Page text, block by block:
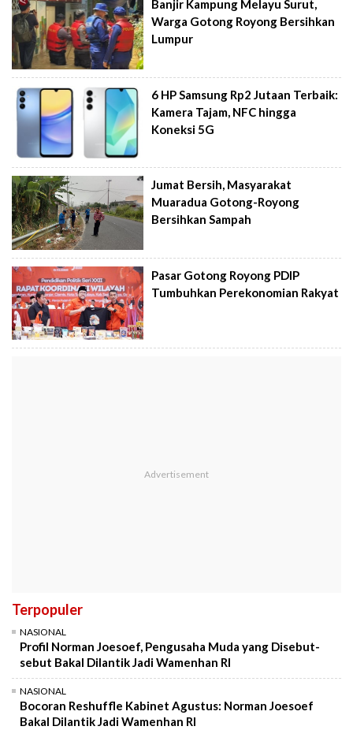
Banjir Kampung Melayu Surut,
Warga Gotong Royong Bersihkan
Lumpur
6 HP Samsung Rp2 Jutaan Terbaik:
Kamera Tajam, NFC hingga
Koneksi 5G
Jumat Bersih, Masyarakat
Muaradua Gotong-Royong
Bersihkan Sampah
Pasar Gotong Royong PDIP
Tumbuhkan Perekonomian Rakyat
Terpopuler
NASIONAL
Profil Norman Joesoef, Pengusaha Muda yang Disebut-
sebut Bakal Dilantik Jadi Wamenhan RI
NASIONAL
Bocoran Reshuffle Kabinet Agustus: Norman Joesoef
Bakal Dilantik Jadi Wamenhan RI